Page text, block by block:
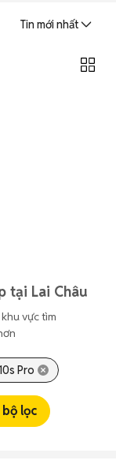
Tin mới nhất
tại Lai Châu
vực tìm
Pro
lọc